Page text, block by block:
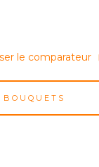
le comparateur